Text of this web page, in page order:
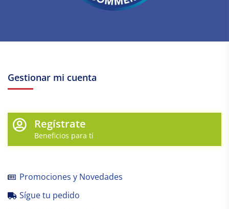
Gestionar mi cuenta
Regístrate
Beneficios para tí
Promociones y Novedades
Sígue tu pedido